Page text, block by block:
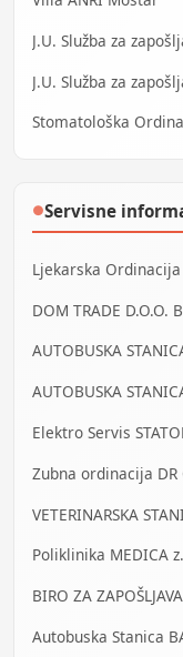
J.U. Služba za
J.U. Služba za
Stomatološka
●Servisne
Ljekarska
DOM TRADE D.O.O.
AUTOBUSKA
AUTOBUSKA
Elektro Servis
Zubna ordinacija DR
VETERINARSKA
Poliklinika MEDICA
BIRO ZA
Autobuska Stanica